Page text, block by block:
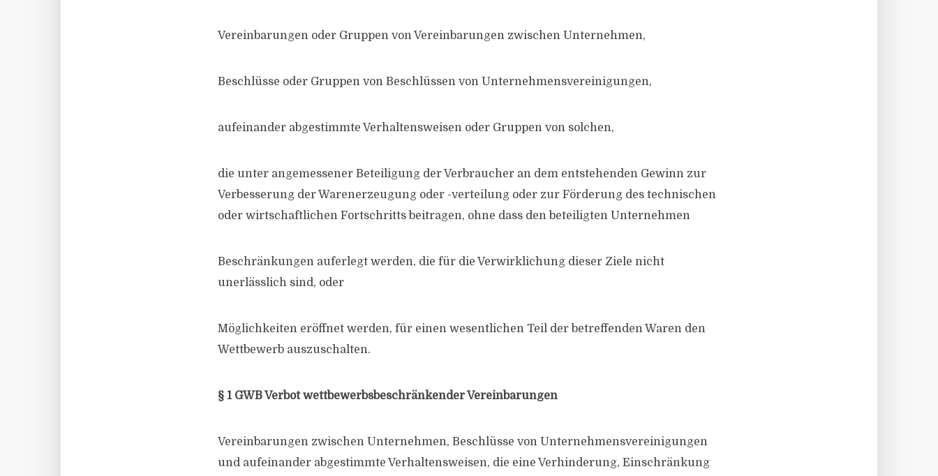
Vereinbarungen oder Gruppen von Vereinbarungen zwischen Unternehmen,
Beschlüsse oder Gruppen von Beschlüssen von Unternehmensvereinigungen,
aufeinander abgestimmte Verhaltensweisen oder Gruppen von solchen,
die unter angemessener Beteiligung der Verbraucher an dem entstehenden Gewinn zur
Verbesserung der Warenerzeugung oder -verteilung oder zur Förderung des technischen
oder wirtschaftlichen Fortschritts beitragen, ohne dass den beteiligten Unternehmen
Beschränkungen auferlegt werden, die für die Verwirklichung dieser Ziele nicht
unerlässlich sind, oder
Möglichkeiten eröffnet werden, für einen wesentlichen Teil der betreffenden Waren den
Wettbewerb auszuschalten.
§ 1 GWB Verbot wettbewerbsbeschränkender Vereinbarungen
Vereinbarungen zwischen Unternehmen, Beschlüsse von Unternehmensvereinigungen
und aufeinander abgestimmte Verhaltensweisen, die eine Verhinderung, Einschränkung